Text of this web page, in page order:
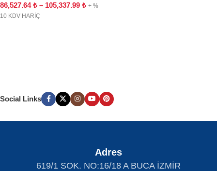
86,527.64₺ – 105,337.99 ₺ + %
10 KDV HARİÇ
Social Links
Adres
619/1 SOK. NO:16/18 A BUCA İZMİR